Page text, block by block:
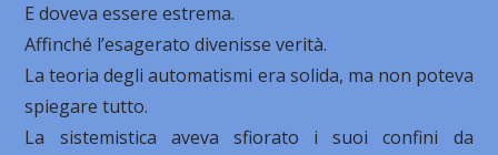
E doveva essere estrema.
Affinché l’esagerato divenisse verità.
La teoria degli automatismi era solida, ma non poteva
spiegare tutto.
La sistemistica aveva sfiorato i suoi confini da